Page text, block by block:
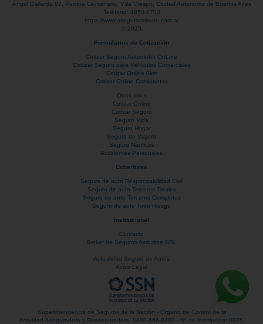
Ángel Gallardo 87, Parque Centenario, Villa Crespo, Ciudad Autonoma de Buenos Aires
Teléfono: 4858-1700
https://www.asegurarmiauto.com.ar
© 2025
Formularios de Cotización
Cotizar Seguro Automotor OnLine
Cotiizar Seguro para Vehiculos Comerciales
Cotizar Online 0km
Cotizar Online Camionetas
Otros sitios
Cotizar Online
Cotizar Seguro
Seguro Vida
Seguro Hogar
Seguro de Viajero
Seguro Náuticos
Accidentes Personales
Coberturas
Seguro de auto Responsabilidad Civil
Seguro de auto Terceros Totales
Seguro de auto Terceros Completos
Seguro de auto Todo Riesgo
Institucional
Contacto
Broker de Seguros Assurline SRL
Actualidad Seguro de Autos
Aviso Legal
Superintendencia de Seguros de la Nación - Organo de Control de la
Actividad Aseguradora y Reaseguradora. 0800-666-8400 - Nº de inscripción: 0925.